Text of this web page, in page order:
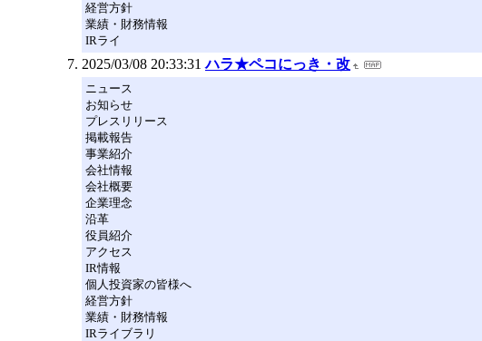
経営方針
業績・財務情報
IRライ
2025/03/08 20:33:31 ハラ★ペコにっき・改
ニュース
お知らせ
プレスリリース
掲載報告
事業紹介
会社情報
会社概要
企業理念
沿革
役員紹介
アクセス
IR情報
個人投資家の皆様へ
経営方針
業績・財務情報
IRライブラリ